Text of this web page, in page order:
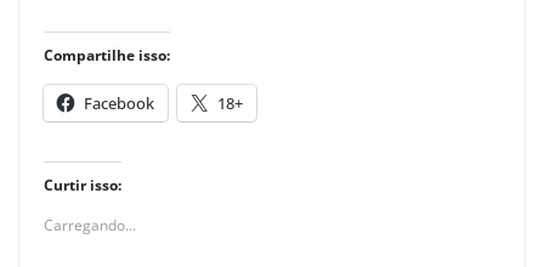
Compartilhe isso:
Facebook 18+
Curtir isso:
Carregando...